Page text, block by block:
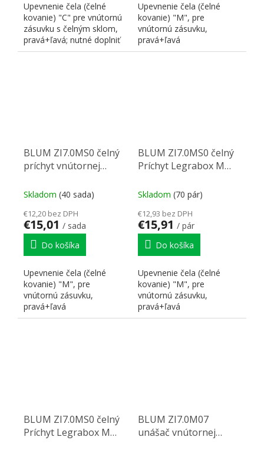
Upevnenie čela (čelné
kovanie) "C" pre vnútornú
zásuvku s čelným sklom,
pravá+ľavá; nutné doplniť
o čelný plech a sklo
Upevnenie čela (čelné
kovanie) "M", pre
vnútornú zásuvku,
pravá+ľavá
BLUM ZI7.0MS0 čelný
príchyt vnútornej
karbon čierna CS-M
Skladom (40 sada)
€12,20 bez DPH
€15,01 / sada
Do košíka
Upevnenie čela (čelné
kovanie) "M", pre
vnútornú zásuvku,
pravá+ľavá
BLUM ZI7.0MS0 čelný
Príchyt Legrabox M
Skladom (70 pár)
€12,93 bez DPH
€15,91 / pár
Do košíka
Upevnenie čela (čelné
kovanie) "M", pre
vnútornú zásuvku,
pravá+ľavá
BLUM ZI7.0MS0 čelný
Príchyt Legrabox M
BLUM ZI7.0M07
unášač vnútornej